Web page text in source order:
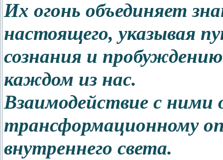
Их огонь объединяет
настоящего, указывая
сознания и
каждом из нас.
Взаимодействие с ними
трансформационному
внутреннего света.